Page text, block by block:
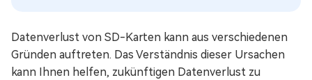
Datenverlust von SD-Karten kann aus verschiedenen
Gründen auftreten. Das Verständnis dieser Ursachen
kann Ihnen helfen, zukünftigen Datenverlust zu